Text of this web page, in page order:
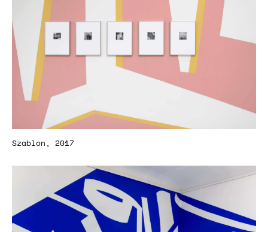
Szablon, 2017